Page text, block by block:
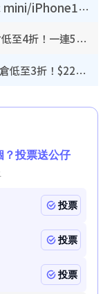
豐澤優惠勁減低至44折！Mac mini/iPhone17Pro大減價！廚房家電$220起
開倉優惠｜尖沙咀名牌行李箱開倉低至4折！一連5日 American Tourister/ace./Hallmark $200起！
廚具開倉｜特福Tefal廚具/家電開倉低至3折！$220起買平底鍋/炒鑊/湯煲！電飯煲/吸塵機/燙斗$418起